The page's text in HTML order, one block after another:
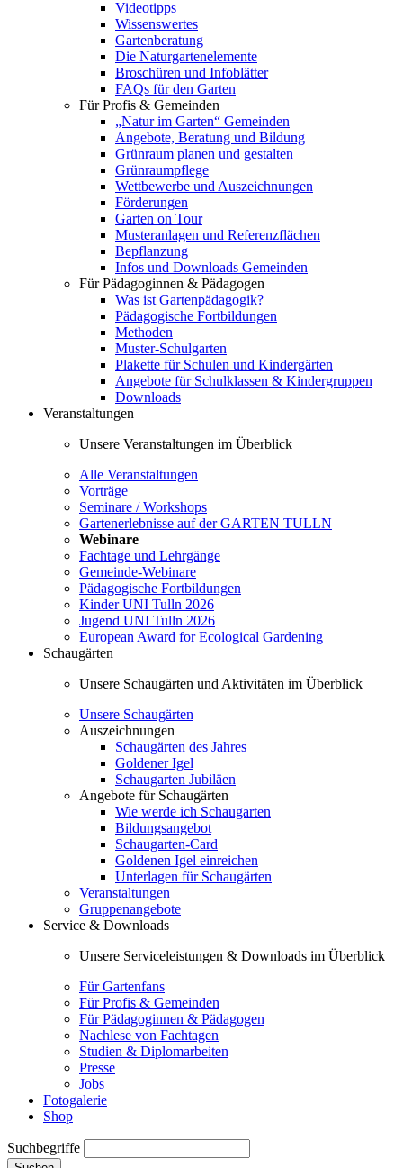
Videotipps
Wissenswertes
Gartenberatung
Die Naturgartenelemente
Broschüren und Infoblätter
FAQs für den Garten
Für Profis & Gemeinden
„Natur im Garten“ Gemeinden
Angebote, Beratung und Bildung
Grünraum planen und gestalten
Grünraumpflege
Wettbewerbe und Auszeichnungen
Förderungen
Garten on Tour
Musteranlagen und Referenzflächen
Bepflanzung
Infos und Downloads Gemeinden
Für Pädagoginnen & Pädagogen
Was ist Gartenpädagogik?
Pädagogische Fortbildungen
Methoden
Muster-Schulgarten
Plakette für Schulen und Kindergärten
Angebote für Schulklassen & Kindergruppen
Downloads
Veranstaltungen
Unsere Veranstaltungen im Überblick
Alle Veranstaltungen
Vorträge
Seminare / Workshops
Gartenerlebnisse auf der GARTEN TULLN
Webinare
Fachtage und Lehrgänge
Gemeinde-Webinare
Pädagogische Fortbildungen
Kinder UNI Tulln 2026
Jugend UNI Tulln 2026
European Award for Ecological Gardening
Schaugärten
Unsere Schaugärten und Aktivitäten im Überblick
Unsere Schaugärten
Auszeichnungen
Schaugärten des Jahres
Goldener Igel
Schaugarten Jubiläen
Angebote für Schaugärten
Wie werde ich Schaugarten
Bildungsangebot
Schaugarten-Card
Goldenen Igel einreichen
Unterlagen für Schaugärten
Veranstaltungen
Gruppenangebote
Service & Downloads
Unsere Serviceleistungen & Downloads im Überblick
Für Gartenfans
Für Profis & Gemeinden
Für Pädagoginnen & Pädagogen
Nachlese von Fachtagen
Studien & Diplomarbeiten
Presse
Jobs
Fotogalerie
Shop
Suchbegriffe